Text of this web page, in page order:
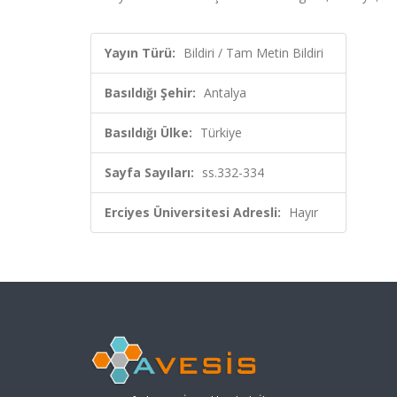
Yayın Türü: Bildiri / Tam Metin Bildiri
Basıldığı Şehir: Antalya
Basıldığı Ülke: Türkiye
Sayfa Sayıları: ss.332-334
Erciyes Üniversitesi Adresli: Hayır